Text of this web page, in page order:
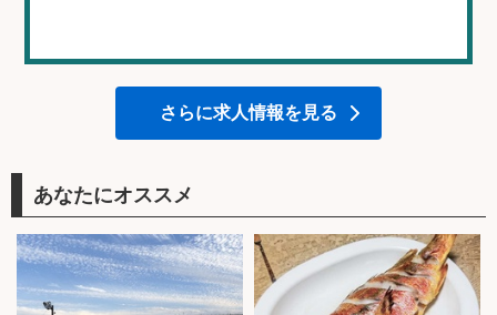
さらに求人情報を見る
あなたにオススメ